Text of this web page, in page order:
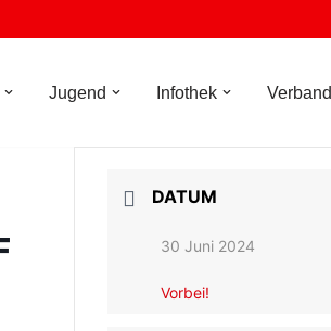
Jugend Infothek Verband
DATUM
30 Juni 2024
Vorbei!